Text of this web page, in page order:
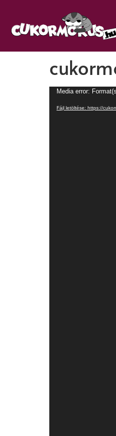
Videólejátszó
Media error:
Fájl letöltése: https://